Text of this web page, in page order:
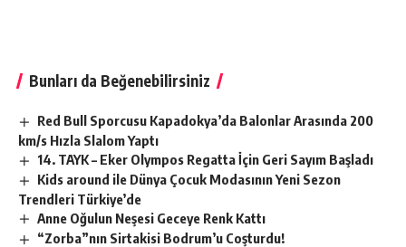
Bunları da Beğenebilirsiniz
Red Bull Sporcusu Kapadokya’da Balonlar Arasında 200
km/s Hızla Slalom Yaptı
14. TAYK – Eker Olympos Regatta İçin Geri Sayım Başladı
Kids around ile Dünya Çocuk Modasının Yeni Sezon
Trendleri Türkiye’de
Anne Oğulun Neşesi Geceye Renk Kattı
“Zorba”nın Sirtakisi Bodrum’u Coşturdu!